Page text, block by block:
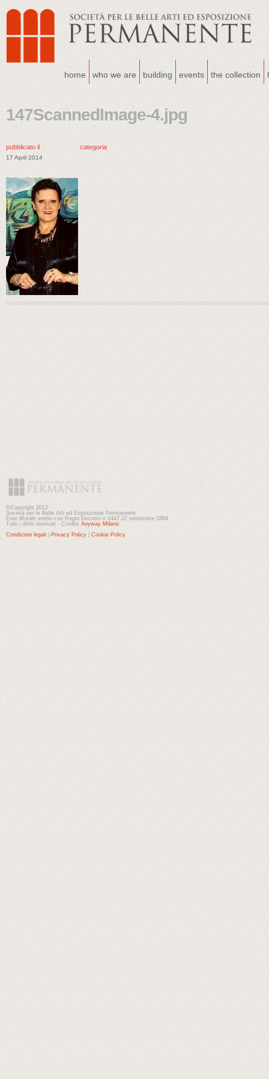
home who we are building events the collection
147ScannedImage-4.jpg
pubblicato il
17 April 2014
categoria
©Copyright 2012
Società per le Belle Arti ed Esposizione Permanente
Ente Morale eretto con Regio Decreto n.1447-22 settembre 1884
Tutti i diritti riservati - Credits Anyway Milano
Condizioni legali
Privacy Policy Cookie Policy